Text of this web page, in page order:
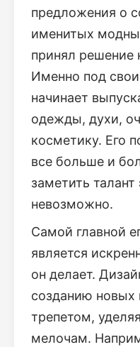
предложения о
именитых
принял решение
Именно под
начинает
одежды, духи,
косметику. Его
все больше и
заметить талант
невозможно.
Самой главной
является
он делает.
созданию
трепетом,
мелочам.